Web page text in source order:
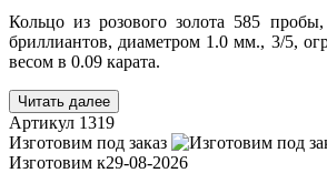
Кольцо из розового золота 585
бриллиантов, диаметром 1.0 мм., 3/5,
весом в 0.09 карата.
Читать далее
Артикул 1319
Изготовим под заказ
Изготовим к29-08-2026